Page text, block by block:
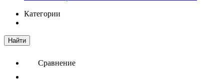
Категории
Найти
Сравнение